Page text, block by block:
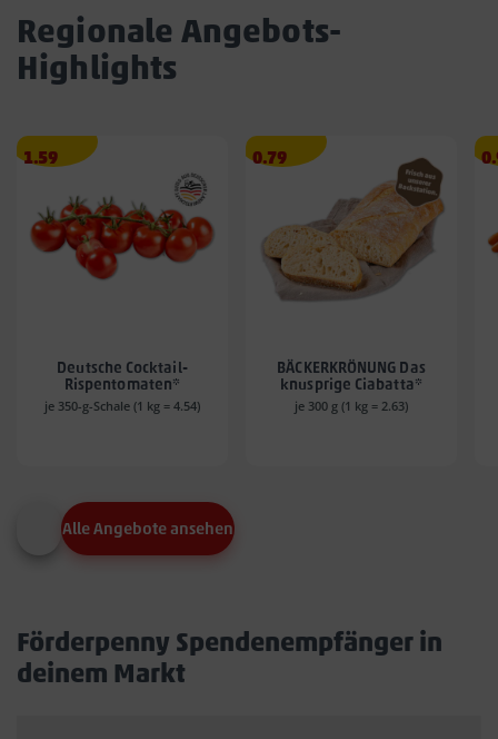
Regionale Angebots-
Highlights
Angebotspreis
1.59
Deutsche Cocktail-
Rispentomaten*
je 350-g-Schale (1 kg = 4.54)
Angebotspreis
0.79
BÄCKERKRÖNUNG Das
knusprige Ciabatta*
je 300 g (1 kg = 2.63)
Alle Angebote ansehen
Förderpenny Spendenempfänger in
deinem Markt